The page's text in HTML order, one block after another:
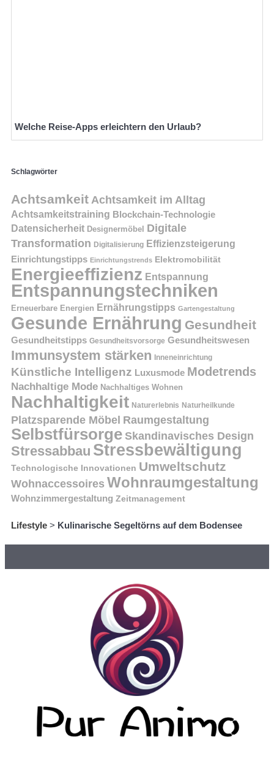
Welche Reise-Apps erleichtern den Urlaub?
Schlagwörter
Achtsamkeit Achtsamkeit im Alltag
Achtsamkeitstraining Blockchain-Technologie
Datensicherheit Designermöbel
Digitale
Transformation Digitalisierung Effizienzsteigerung
Einrichtungstipps Einrichtungstrends Elektromobilität
Energieeffizienz Entspannung
Entspannungstechniken
Erneuerbare Energien Ernährungstipps Gartengestaltung
Gesunde Ernährung Gesundheit
Gesundheitstipps Gesundheitsvorsorge Gesundheitswesen
Immunsystem stärken Inneneinrichtung
Künstliche Intelligenz Luxusmode Modetrends
Nachhaltige Mode Nachhaltiges Wohnen
Nachhaltigkeit Naturerlebnis Naturheilkunde
Platzsparende Möbel Raumgestaltung
Selbstfürsorge Skandinavisches Design
Stressabbau Stressbewältigung
Technologische Innovationen Umweltschutz
Wohnaccessoires Wohnraumgestaltung
Wohnzimmergestaltung Zeitmanagement
Lifestyle > Kulinarische Segeltörns auf dem Bodensee